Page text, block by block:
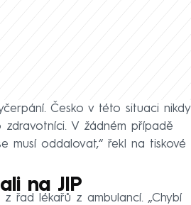
Česko v této situaci nikdy
V žádném případě
musí oddalovat,“ řekl na tiskové
na JIP
řad lékařů z ambulancí. „Chybí